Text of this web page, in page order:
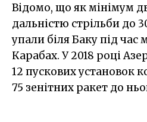
Відомо, що як мінімум
дальністю стрільби до
упали біля Баку під час
Карабах. У 2018 році
12 пускових установок
75 зенітних ракет до